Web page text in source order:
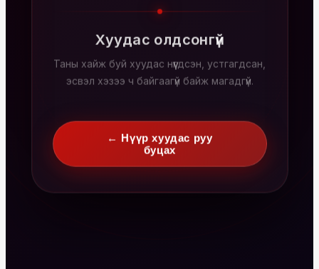
Хуудас олдсонгүй
Таны хайж буй хуудас нүүгдсэн, устгагдсан,
эсвэл хэзээ ч байгаагүй байж магадгүй.
← Нүүр хуудас руу
буцах